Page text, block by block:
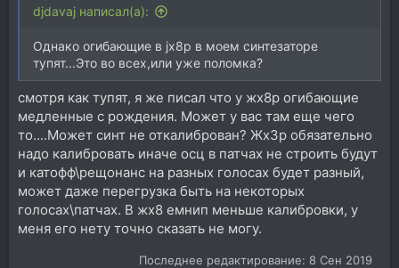
djdavaj написал(а):
Однако огибающие в jx8p в моем синтезаторе
тупят...Это во всех,или уже поломка?
смотря как тупят, я же писал что у жх8р огибающие
медленные с рождения. Может у вас там еще чего
то....Может синт не откалиброван? Жх3р обязательно
надо калибровать иначе осц в патчах не строить будут
и катофф\рещонанс на разных голосах будет разный,
может даже перегрузка быть на некоторых
голосах\патчах. В жх8 емнип меньше калибровки, у
меня его нету точно сказать не могу.
Последнее редактирование: 8 Сен 2019